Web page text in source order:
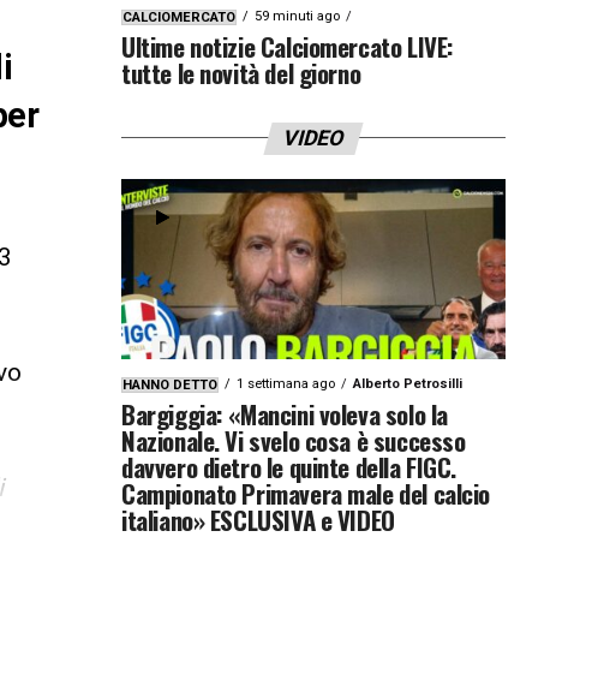
CALCIOMERCATO 59 minuti ago
Ultime notizie Calciomercato LIVE:
tutte le novità del giorno
VIDEO
HANNO DETTO 1 settimana ago Alberto Petrosilli
Bargiggia: «Mancini voleva solo la
Nazionale. Vi svelo cosa è successo
davvero dietro le quinte della FIGC.
Campionato Primavera male del calcio
italiano» ESCLUSIVA e VIDEO